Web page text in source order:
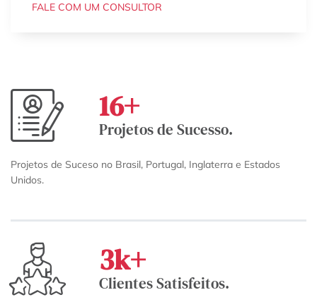
FALE COM UM CONSULTOR
16+
Projetos de Sucesso.
Projetos de Suceso no Brasil, Portugal, Inglaterra e Estados
Unidos.
3k+
Clientes Satisfeitos.